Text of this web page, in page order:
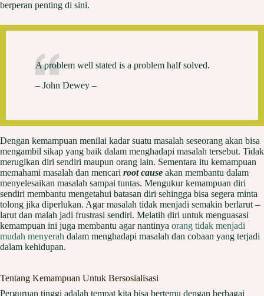
berperan penting di sini.
A problem well stated is a problem half solved.
– John Dewey –
Dengan kemampuan menilai kadar suatu masalah seseorang akan bisa
mengambil sikap yang baik dalam menghadapi masalah tersebut. Tidak
merugikan diri sendiri maupun orang lain. Sementara itu kemampuan
memahami masalah dan mencari root cause akan membantu dalam
menyelesaikan masalah sampai tuntas. Mengukur kemampuan diri
sendiri membantu mengetahui batasan diri sehingga bisa segera minta
tolong jika diperlukan. Agar masalah tidak menjadi semakin berlarut –
larut dan malah jadi frustrasi sendiri. Melatih diri untuk menguasasi
kemampuan ini juga membantu agar nantinya orang tidak menjadi
mudah menyerah dalam menghadapi masalah dan cobaan yang terjadi
dalam kehidupan.
Tentang Kemampuan Untuk Bersosialisasi
Perguruan tinggi adalah tempat kita bisa bertemu dengan berbagai